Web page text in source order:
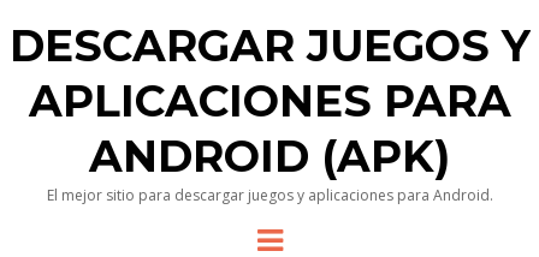
DESCARGAR JUEGOS Y
APLICACIONES PARA
ANDROID (APK)
El mejor sitio para descargar juegos y aplicaciones para Android.
Menu